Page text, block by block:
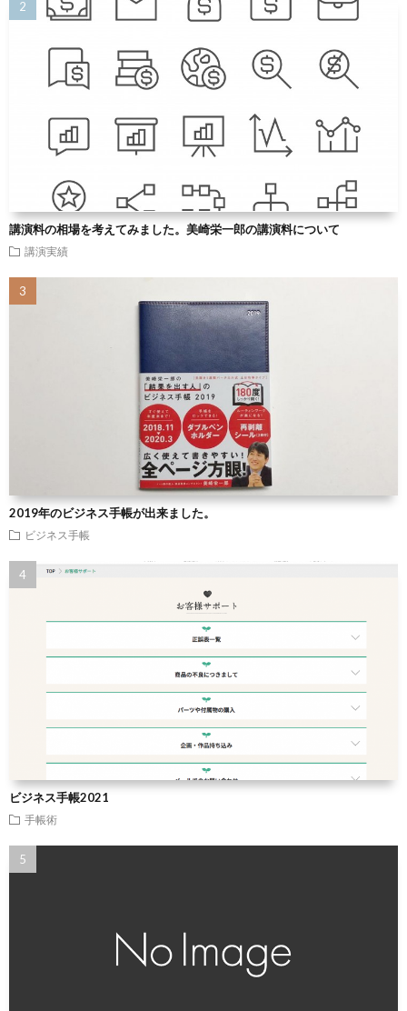
講演料の相場を考えてみました。美崎栄一郎の講演料について
講演実績
2019年のビジネス手帳が出来ました。
ビジネス手帳
ビジネス手帳2021
手帳術